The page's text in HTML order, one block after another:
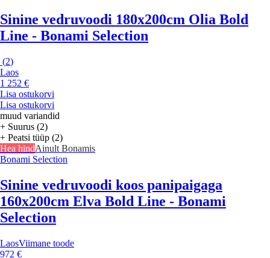
Sinine vedruvoodi 180x200cm Olia Bold
Line - Bonami Selection
(2)
Laos
1 252 €
Lisa ostukorvi
Lisa ostukorvi
muud variandid
+ Suurus (2)
+ Peatsi tüüp (2)
Hea hindAinult Bonamis
Bonami Selection
Sinine vedruvoodi koos panipaigaga
160x200cm Elva Bold Line - Bonami
Selection
LaosViimane toode
972 €